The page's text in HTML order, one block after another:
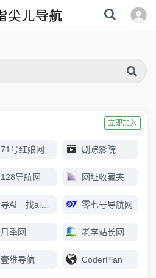
立即加入
71号红娘网 剧踪影院
128导航网 网址收藏夹
导AI－找ai上导AI 零七号导航网
月季网 老李站长网
壹维导航 CoderPlan